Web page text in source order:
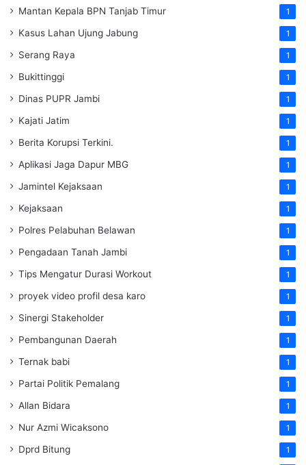
Mantan Kepala BPN Tanjab Timur 1
Kasus Lahan Ujung Jabung 1
Serang Raya 1
Bukittinggi 1
Dinas PUPR Jambi 1
Kajati Jatim 1
Berita Korupsi Terkini. 1
Aplikasi Jaga Dapur MBG 1
Jamintel Kejaksaan 1
Kejaksaan 1
Polres Pelabuhan Belawan 1
Pengadaan Tanah Jambi 1
Tips Mengatur Durasi Workout 1
proyek video profil desa karo 1
Sinergi Stakeholder 1
Pembangunan Daerah 1
Ternak babi 1
Partai Politik Pemalang 1
Allan Bidara 1
Nur Azmi Wicaksono 1
Dprd Bitung 1